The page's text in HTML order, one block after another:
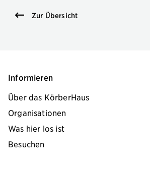
Zur Übersicht
Informieren
Über das KörberHaus
Organisationen
Was hier los ist
Besuchen